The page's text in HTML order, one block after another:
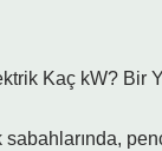
Kaç kW? Bir